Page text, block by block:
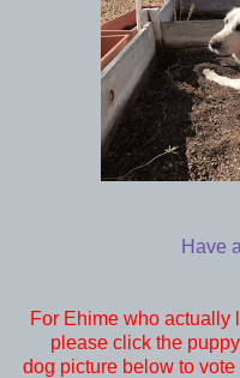
Have
For Ehime who actually
please click the
dog picture below to